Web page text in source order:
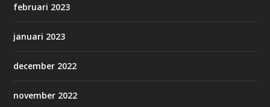
februari 2023
januari 2023
december 2022
november 2022